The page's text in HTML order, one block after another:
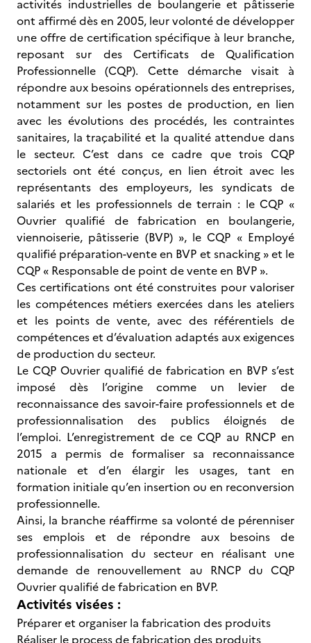
activités industrielles de boulangerie et pâtisserie
ont affirmé dès en 2005, leur volonté de développer
une offre de certification spécifique à leur branche,
reposant sur des Certificats de Qualification
Professionnelle (CQP). Cette démarche visait à
répondre aux besoins opérationnels des entreprises,
notamment sur les postes de production, en lien
avec les évolutions des procédés, les contraintes
sanitaires, la traçabilité et la qualité attendue dans
le secteur. C’est dans ce cadre que trois CQP
sectoriels ont été conçus, en lien étroit avec les
représentants des employeurs, les syndicats de
salariés et les professionnels de terrain : le CQP «
Ouvrier qualifié de fabrication en boulangerie,
viennoiserie, pâtisserie (BVP) », le CQP « Employé
qualifié préparation-vente en BVP et snacking » et le
CQP « Responsable de point de vente en BVP ».
Ces certifications ont été construites pour valoriser
les compétences métiers exercées dans les ateliers
et les points de vente, avec des référentiels de
compétences et d’évaluation adaptés aux exigences
de production du secteur.
Le CQP Ouvrier qualifié de fabrication en BVP s’est
imposé dès l’origine comme un levier de
reconnaissance des savoir-faire professionnels et de
professionnalisation des publics éloignés de
l’emploi. L’enregistrement de ce CQP au RNCP en
2015 a permis de formaliser sa reconnaissance
nationale et d’en élargir les usages, tant en
formation initiale qu’en insertion ou en reconversion
professionnelle.
Ainsi, la branche réaffirme sa volonté de pérenniser
ses emplois et de répondre aux besoins de
professionnalisation du secteur en réalisant une
demande de renouvellement au RNCP du CQP
Ouvrier qualifié de fabrication en BVP.
Activités visées :
Préparer et organiser la fabrication des produits
Réaliser le process de fabrication des produits